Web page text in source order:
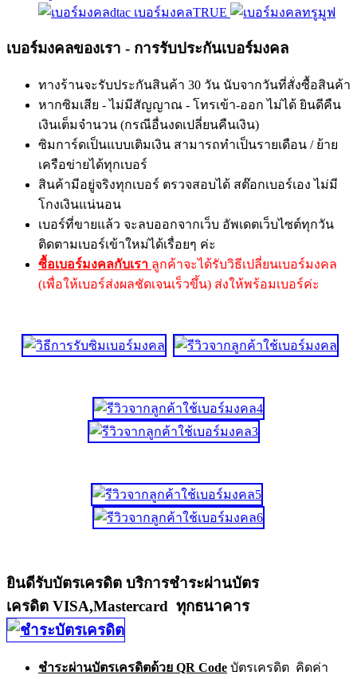
เบอร์มงคลTRUE
เบอร์มงคลของเรา - การรับประกันเบอร์มงคล
ทางร้านจะรับประกันสินค้า 30 วัน นับจากวันที่สั่งซื้อสินค้า
หากซิมเสีย - ไม่มีสัญญาณ - โทรเข้า-ออก ไม่ได้ ยินดีคืน
เงินเต็มจำนวน (กรณีอื่นงดเปลี่ยนคืนเงิน)
ซิมการ์ดเป็นแบบเติมเงิน สามารถทำเป็นรายเดือน / ย้าย
เครือข่ายได้ทุกเบอร์
สินค้ามีอยู่จริงทุกเบอร์ ตรวจสอบได้ สต๊อกเบอร์เอง ไม่มี
โกงเงินแน่นอน
เบอร์ที่ขายแล้ว จะลบออกจากเว็บ อัพเดตเว็บไซต์ทุกวัน
ติดตามเบอร์เข้าใหม่ได้เรื่อยๆ ค่ะ
ซื้อเบอร์มงคลกับเรา ลูกค้าจะได้รับวิธีเปลี่ยนเบอร์มงคล
(เพื่อให้เบอร์ส่งผลชัดเจนเร็วขึ้น) ส่งให้พร้อมเบอร์ค่ะ
ยินดีรับบัตรเครดิต บริการชำระผ่านบัตร
เครดิต VISA,Mastercard ทุกธนาคาร
ชำระผ่านบัตรเครดิตด้วย QR Code บัตรเครดิต คิดค่า